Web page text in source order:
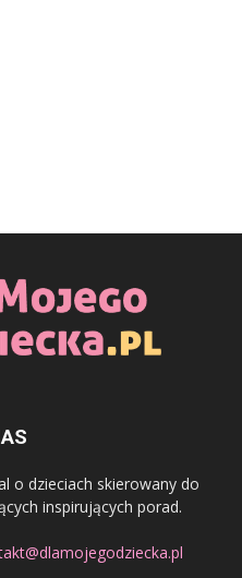
o dzieciach skierowany do
inspirujących porad.